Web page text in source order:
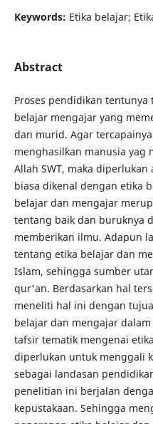
Keywords: Etika belajar;
Abstract
Proses pendidikan
belajar mengajar yang
dan murid. Agar
menghasilkan manusia yag
Allah SWT, maka
biasa dikenal dengan etika
belajar dan mengajar
tentang baik dan buruknya
memberikan ilmu. Adapun
tentang etika belajar dan
Islam, sehingga sumber
qur'an. Berdasarkan hal
meneliti hal ini dengan
belajar dan mengajar
tafsir tematik mengenai
diperlukan untuk menggali
sebagai landasan
penelitian ini berjalan
kepustakaan. Sehingga